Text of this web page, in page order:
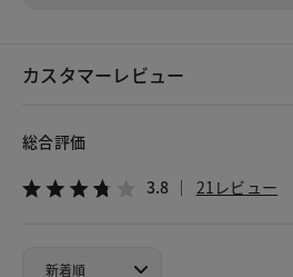
カスタマーレビュー
総合評価
3.8 21レビュー